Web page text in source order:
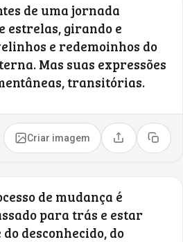
de uma jornada
estrelas, girando e
e redemoinhos do
Mas suas expressões
transitórias.
Criar imagem Compartilhar
Copiar
de mudança é
para trás e estar
desconhecido, do